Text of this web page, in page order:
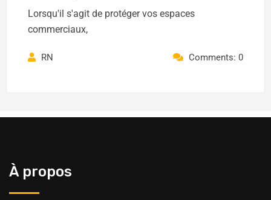
Lorsqu'il s'agit de protéger vos espaces
commerciaux,
RN Comments: 0
À propos